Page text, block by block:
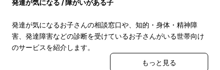
発達が気になる / 障がいがある子
発達が気になるお子さんの相談窓口や、知的・身体・精神障
害、発達障害などの診断を受けているお子さんがいる世帯向け
のサービスを紹介します。
もっと見る